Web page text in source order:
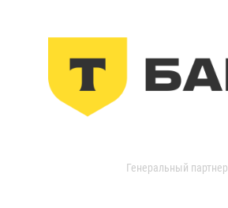
Генеральный партнер